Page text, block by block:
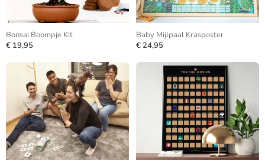
Bonsai Boompje Kit
€ 19,95
Baby Mijlpaal Krasposter
€ 24,95